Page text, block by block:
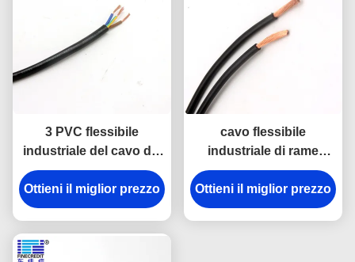
3 PVC flessibile
industriale del cavo del
centro 2.5mm2 isolato
per la famiglia
Ottieni il miglior prezzo
cavo flessibile
industriale di rame
solido/incagliato H05V-
K H07V-K di 2.5mm
Ottieni il miglior prezzo